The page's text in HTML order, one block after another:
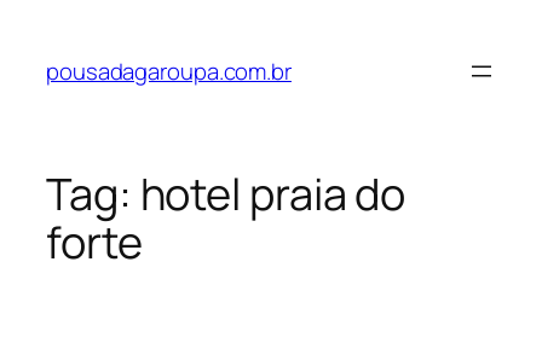
pousadagaroupa.com.br
Tag: hotel praia do
forte